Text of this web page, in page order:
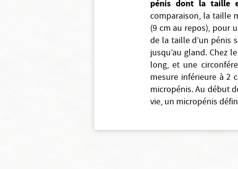
pénis dont la taille
comparaison, la taille
(9 cm au repos), pour
de la taille d’un pénis
jusqu’au gland. Chez
long, et une
mesure inférieure à 2
micropénis. Au début
vie, un micropénis